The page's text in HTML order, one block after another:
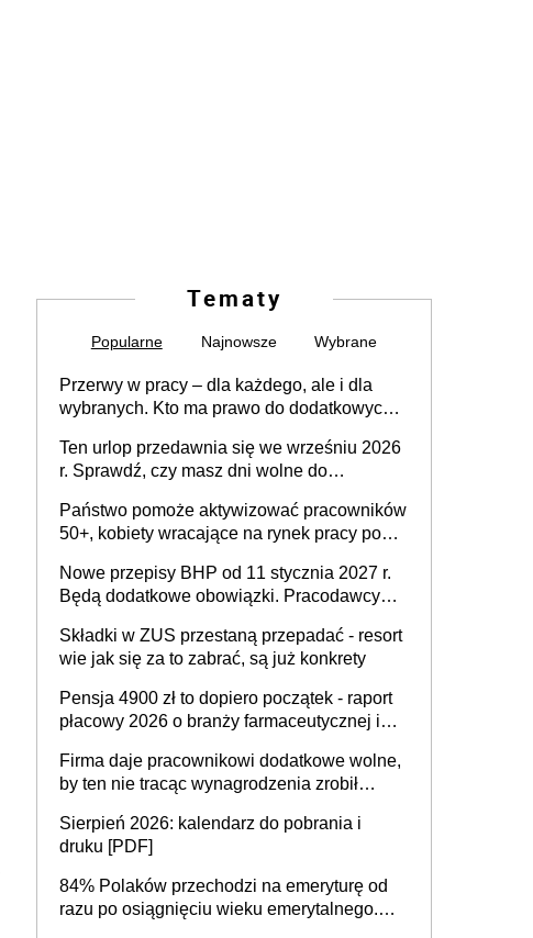
Tematy
Popularne Najnowsze Wybrane
Przerwy w pracy – dla każdego, ale i dla
wybranych. Kto ma prawo do dodatkowych
Ten urlop przedawnia się we wrześniu 2026
r. Sprawdź, czy masz dni wolne do
Państwo pomoże aktywizować pracowników
50+, kobiety wracające na rynek pracy po
osoby neuroatypowe. Powstanie Fundusz
na rzecz Inkluzywności w Zatrudnianiu?
Nowe przepisy BHP od 11 stycznia 2027 r.
Będą dodatkowe obowiązki. Pracodawcy
Składki w ZUS przestaną przepadać - resort
wie jak się za to zabrać, są już konkrety
Pensja 4900 zł to dopiero początek - raport
płacowy 2026 o branży farmaceutycznej i
Firma daje pracownikowi dodatkowe wolne,
by ten nie tracąc wynagrodzenia zrobił
sprawdza
Sierpień 2026: kalendarz do pobrania i
druku [PDF]
84% Polaków przechodzi na emeryturę od
razu po osiągnięciu wieku emerytalnego.